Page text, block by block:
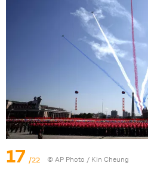
17 /22 © AP Photo / Kin Cheung